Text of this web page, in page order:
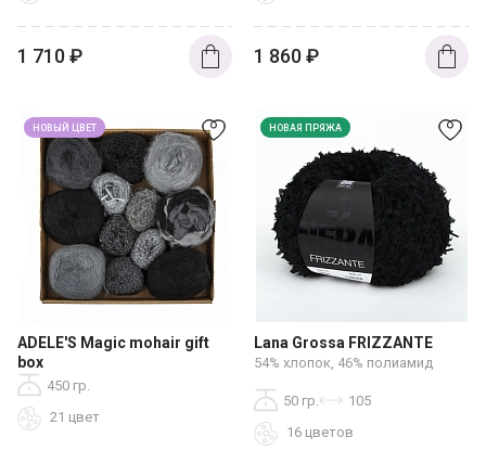
1 710₽ 1 860₽
НОВЫЙ ЦВЕТ
ADELE'S Magic mohair gift
box
450 гр.
21 цвет
НОВАЯ ПРЯЖА
Lana Grossa FRIZZANTE
54% хлопок, 46% полиамид
50 гр.
105
16 цветов